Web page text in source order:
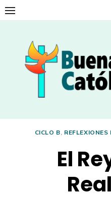
Skip
to
CICLO B,
El